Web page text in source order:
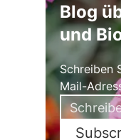
Blog
und
Schreiben
Mail-